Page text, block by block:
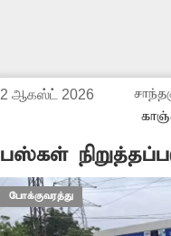
2 ஆகஸ்ட் 2026
பஸ்கள்
போக்குவரத்து